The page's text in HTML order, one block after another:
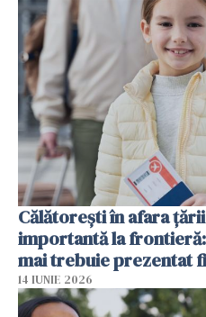
Călătorești în afara
importantă la
mai trebuie prezentat
14 IUNIE 2026